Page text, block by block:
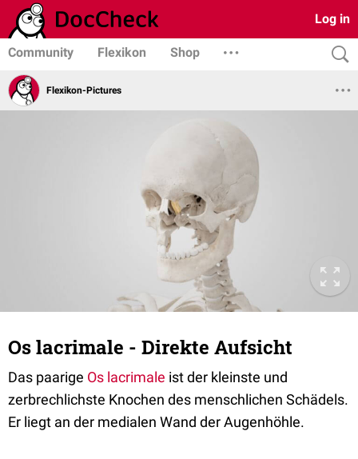
Log in
Community Flexikon Shop
Flexikon-Pictures
Os lacrimale - Direkte Aufsicht
Das paarige Os lacrimale ist der kleinste und
zerbrechlichste Knochen des menschlichen Schädels.
Er liegt an der medialen Wand der Augenhöhle.